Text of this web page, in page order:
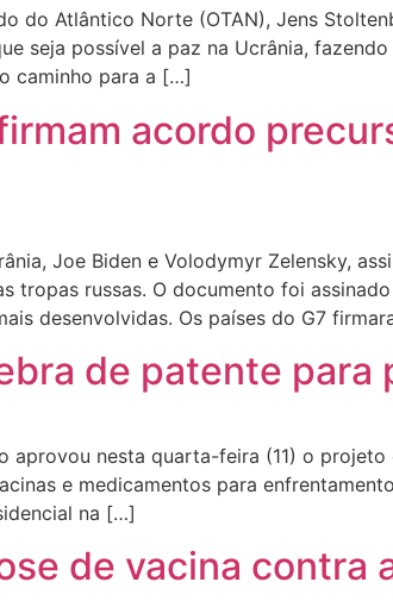
do Atlântico Norte (OTAN), Jens
seja possível a paz na Ucrânia,
caminho para a […]
acordo
Joe Biden e Volodymyr Zelensky,
tropas russas. O documento foi
desenvolvidas. Os países do G7
de patente para
aprovou nesta quarta-feira (11) o
e medicamentos para
na […]
de vacina contra